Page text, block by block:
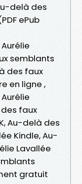
delà des
ePub
semblants
des faux
en ligne ,
faux
Au-delà des
Kindle, Au-
Lavallée
gratuit